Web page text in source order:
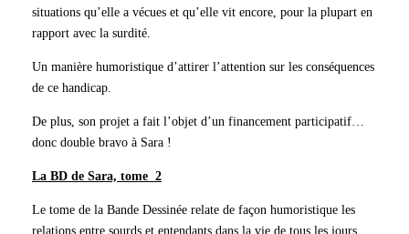
situations qu’elle a vécues et qu’elle vit encore, pour la plupart en
rapport avec la surdité.
Un manière humoristique d’attirer l’attention sur les conséquences
de ce handicap.
De plus, son projet a fait l’objet d’un financement participatif…
donc double bravo à Sara !
La BD de Sara, tome 2
Le tome de la Bande Dessinée relate de façon humoristique les
relations entre sourds et entendants dans la vie de tous les jours.